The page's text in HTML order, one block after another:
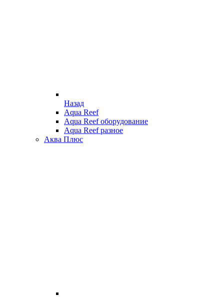
Назад
Aqua Reef
Aqua Reef оборудование
Aqua Reef разное
Аква Плюс